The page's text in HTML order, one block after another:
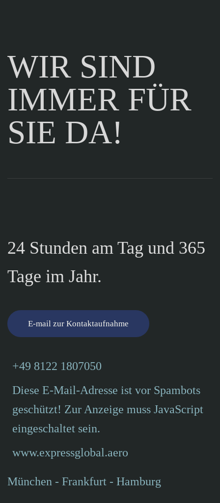
WIR SIND
IMMER FÜR
SIE DA!
24 Stunden am Tag und 365
Tage im Jahr.
E-mail zur Kontaktaufnahme
+49 8122 1807050
Diese E-Mail-Adresse ist vor Spambots
geschützt! Zur Anzeige muss JavaScript
eingeschaltet sein.
www.expressglobal.aero
München - Frankfurt - Hamburg